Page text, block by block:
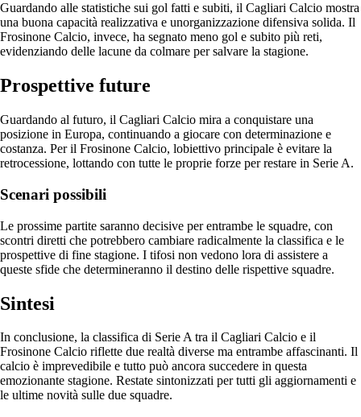
Guardando alle statistiche sui gol fatti e subiti, il Cagliari Calcio mostra
una buona capacità realizzativa e unorganizzazione difensiva solida. Il
Frosinone Calcio, invece, ha segnato meno gol e subito più reti,
evidenziando delle lacune da colmare per salvare la stagione.
Prospettive future
Guardando al futuro, il Cagliari Calcio mira a conquistare una
posizione in Europa, continuando a giocare con determinazione e
costanza. Per il Frosinone Calcio, lobiettivo principale è evitare la
retrocessione, lottando con tutte le proprie forze per restare in Serie A.
Scenari possibili
Le prossime partite saranno decisive per entrambe le squadre, con
scontri diretti che potrebbero cambiare radicalmente la classifica e le
prospettive di fine stagione. I tifosi non vedono lora di assistere a
queste sfide che determineranno il destino delle rispettive squadre.
Sintesi
In conclusione, la classifica di Serie A tra il Cagliari Calcio e il
Frosinone Calcio riflette due realtà diverse ma entrambe affascinanti. Il
calcio è imprevedibile e tutto può ancora succedere in questa
emozionante stagione. Restate sintonizzati per tutti gli aggiornamenti e
le ultime novità sulle due squadre.